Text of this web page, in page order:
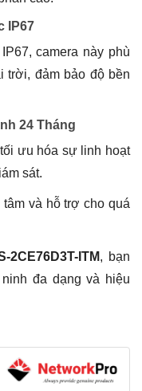
IP67
camera này phù
trời, đảm bảo độ bền
24 Tháng
ưu hóa sự linh hoạt
sát.
và hỗ trợ cho quá
ITM, bạn
đa dạng và hiệu